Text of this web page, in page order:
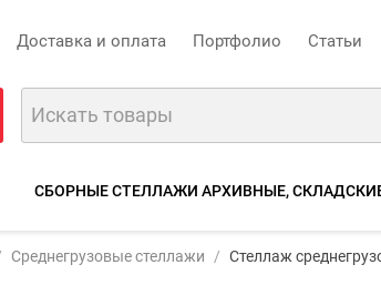
Доставка и оплата Портфолио Статьи
СБОРНЫЕ СТЕЛЛАЖИ АРХИВНЫЕ,
Стеллаж среднегрузовой 3
Среднегрузовые стеллажи Стеллаж